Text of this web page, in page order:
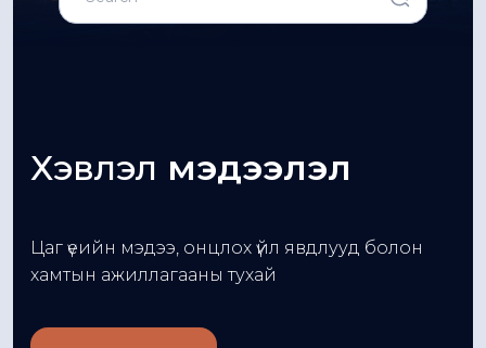
Хэвлэл мэдээлэл
Цаг үеийн мэдээ, онцлох үйл явдлууд болон
хамтын ажиллагааны тухай